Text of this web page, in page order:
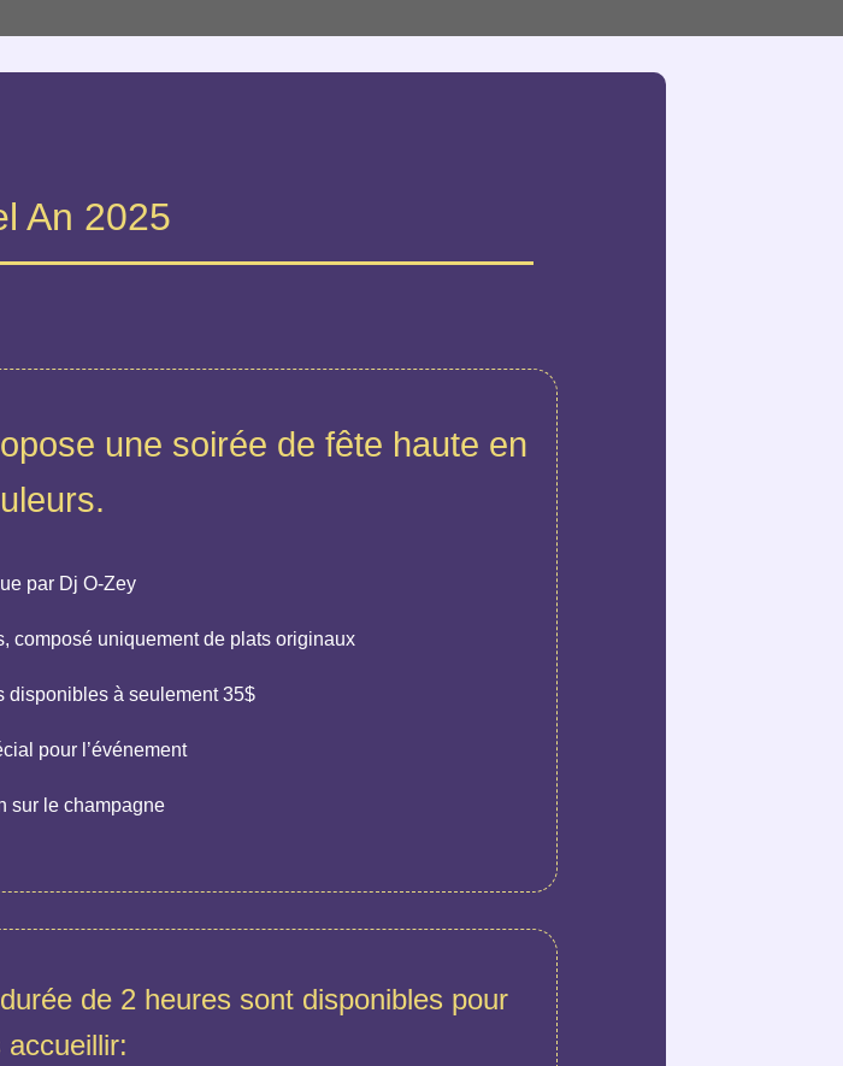
An 2025
une soirée de fête haute en
par Dj O-Zey
composé uniquement de plats originaux
disponibles à seulement 35$
pour l’événement
sur le champagne
de 2 heures sont disponibles pour
accueillir: